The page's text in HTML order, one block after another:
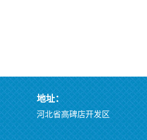
地址：
河北省高碑店开发区